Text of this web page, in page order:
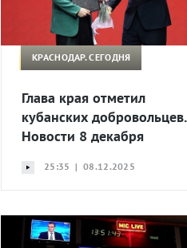
КРАСНОДАР. СЕГОДНЯ
Глава края отметил
кубанских добровольцев.
Новости 8 декабря
25:35 | 08.12.2025